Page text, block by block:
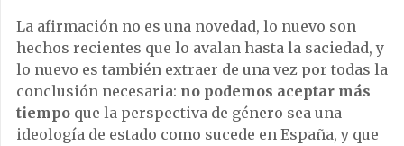
La afirmación no es una novedad, lo nuevo son
hechos recientes que lo avalan hasta la saciedad, y
lo nuevo es también extraer de una vez por todas la
conclusión necesaria: no podemos aceptar más
tiempo que la perspectiva de género sea una
ideología de estado como sucede en España, y que